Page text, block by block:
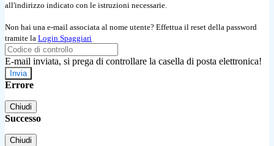
all'indirizzo indicato con le istruzioni necessarie.
Non hai una e-mail associata al nome utente? Effettua il reset della password
tramite la Login Spaggiari
E-mail inviata, si prega di controllare la casella di posta elettronica!
Errore
Chiudi
Successo
Chiudi